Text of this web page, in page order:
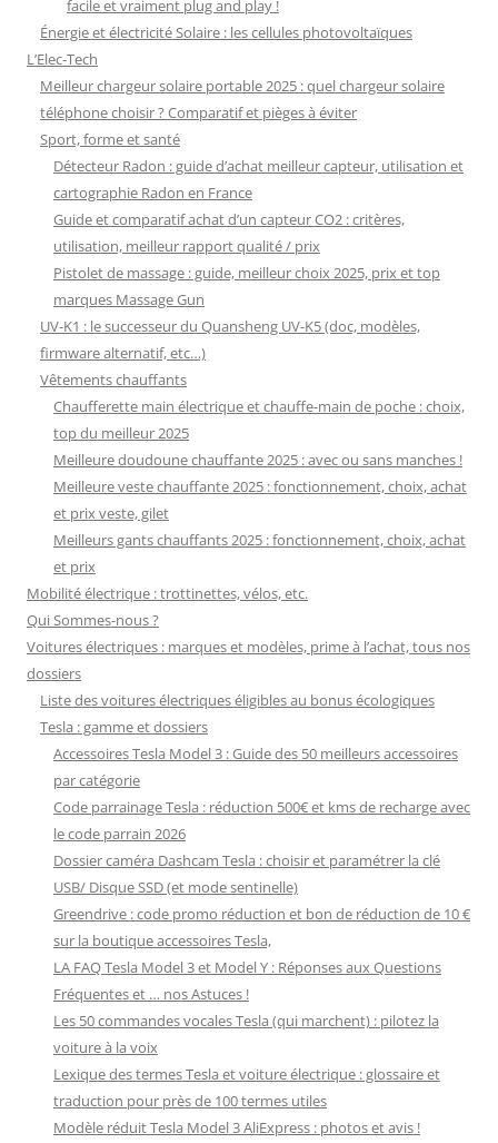
facile et vraiment plug and play !
Énergie et électricité Solaire : les cellules photovoltaïques
L’Elec-Tech
Meilleur chargeur solaire portable 2025 : quel chargeur solaire
téléphone choisir ? Comparatif et pièges à éviter
Sport, forme et santé
Détecteur Radon : guide d’achat meilleur capteur, utilisation et
cartographie Radon en France
Guide et comparatif achat d’un capteur CO2 : critères,
utilisation, meilleur rapport qualité / prix
Pistolet de massage : guide, meilleur choix 2025, prix et top
marques Massage Gun
UV-K1 : le successeur du Quansheng UV-K5 (doc, modèles,
firmware alternatif, etc…)
Vêtements chauffants
Chaufferette main électrique et chauffe-main de poche : choix,
top du meilleur 2025
Meilleure doudoune chauffante 2025 : avec ou sans manches !
Meilleure veste chauffante 2025 : fonctionnement, choix, achat
et prix veste, gilet
Meilleurs gants chauffants 2025 : fonctionnement, choix, achat
et prix
Mobilité électrique : trottinettes, vélos, etc.
Qui Sommes-nous ?
Voitures électriques : marques et modèles, prime à l’achat, tous nos
dossiers
Liste des voitures électriques éligibles au bonus écologiques
Tesla : gamme et dossiers
Accessoires Tesla Model 3 : Guide des 50 meilleurs accessoires
par catégorie
Code parrainage Tesla : réduction 500€ et kms de recharge avec
le code parrain 2026
Dossier caméra Dashcam Tesla : choisir et paramétrer la clé
USB/ Disque SSD (et mode sentinelle)
Greendrive : code promo réduction et bon de réduction de 10 €
sur la boutique accessoires Tesla,
LA FAQ Tesla Model 3 et Model Y : Réponses aux Questions
Fréquentes et … nos Astuces !
Les 50 commandes vocales Tesla (qui marchent) : pilotez la
voiture à la voix
Lexique des termes Tesla et voiture électrique : glossaire et
traduction pour près de 100 termes utiles
Modèle réduit Tesla Model 3 AliExpress : photos et avis !